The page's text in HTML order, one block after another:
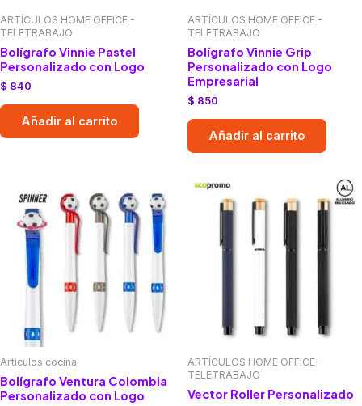
ARTÍCULOS HOME OFFICE -
TELETRABAJO
Bolígrafo Vinnie Pastel
Personalizado con Logo
$ 840
Añadir al carrito
ARTÍCULOS HOME OFFICE -
TELETRABAJO
Bolígrafo Vinnie Grip
Personalizado con Logo
Empresarial
$ 850
Añadir al carrito
Articulos cocina
Bolígrafo Ventura Colombia
Personalizado con Logo
ARTÍCULOS HOME OFFICE -
TELETRABAJO
Vector Roller Personalizado